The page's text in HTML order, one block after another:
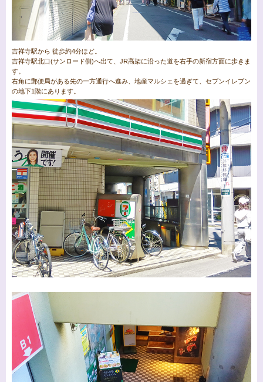
吉祥寺駅から 徒歩約4分ほど。
吉祥寺駅北口(サンロード側)へ出て、JR高架に沿った道を右手の新宿方面に歩きま
す。
右角に郵便局がある先の一方通行へ進み、地産マルシェを過ぎて、セブンイレブン
の地下1階にあります。